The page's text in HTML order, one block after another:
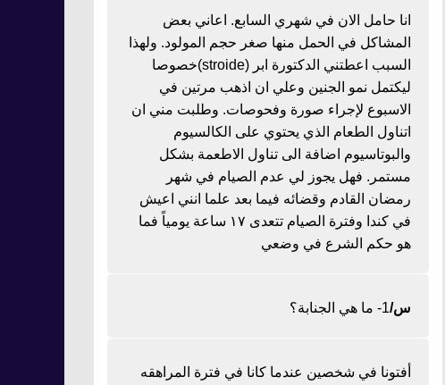
انا حامل الان في شهري السابع. اعاني بعض
المشاكل في الحمل منها صغر حجم المولود. ولهذا
السبب اعطتني الدكتورة ابر (stroide)خصوصا
ليكتمل نمو الجنين وعلي ان اذهب مرتين في
الاسبوع لإجراء صورة وفحوصات. وطلبت مني ان
اتناول الطعام الذي يحتوي على الكالسيوم
والبوتاسيوم اضافة الى تناول الاطعمة بشكل
مستمر. فهل يجوز لي عدم الصيام في شهر
رمضان القادم وقضائه فيما بعد علما انني اعيش
في كندا وفترة الصيام تتعدى ١٧ ساعة يومياً فما
هو حكم الشرع في وضعي
س/1- ما هي الجنابة؟
أفتونا في شخصين عندما كانا في فترة المراهقه